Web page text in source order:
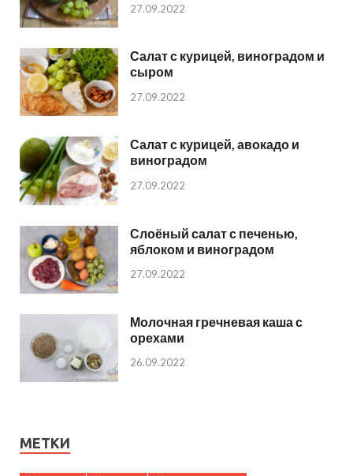
27.09.2022
Салат с курицей, виноградом и
сыром
27.09.2022
Салат с курицей, авокадо и
виноградом
27.09.2022
Слоёный салат с печенью,
яблоком и виноградом
27.09.2022
Молочная гречневая каша с
орехами
26.09.2022
МЕТКИ